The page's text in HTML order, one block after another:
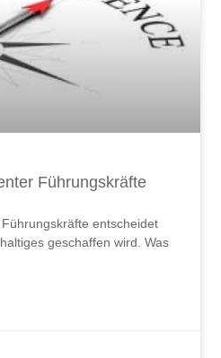
Führungskräfte
entscheidet
geschaffen wird. Was